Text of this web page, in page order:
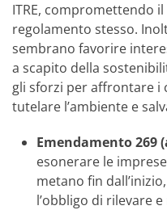
ITRE, compromettendo
regolamento stesso.
sembrano favorire
a scapito della
gli sforzi per affrontare i
tutelare l’ambiente e
Emendamento 269
esonerare le
metano fin
l’obbligo di rilevare